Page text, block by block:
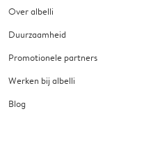
Over albelli
Duurzaamheid
Promotionele partners
Werken bij albelli
Blog